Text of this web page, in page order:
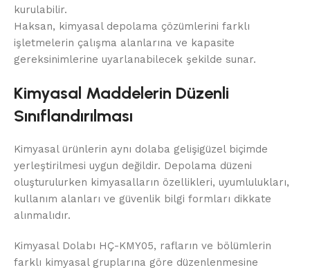
kurulabilir.
Haksan, kimyasal depolama çözümlerini farklı
işletmelerin çalışma alanlarına ve kapasite
gereksinimlerine uyarlanabilecek şekilde sunar.
Kimyasal Maddelerin Düzenli
Sınıflandırılması
Kimyasal ürünlerin aynı dolaba gelişigüzel biçimde
yerleştirilmesi uygun değildir. Depolama düzeni
oluşturulurken kimyasalların özellikleri, uyumlulukları,
kullanım alanları ve güvenlik bilgi formları dikkate
alınmalıdır.
Kimyasal Dolabı HÇ-KMY05, rafların ve bölümlerin
farklı kimyasal gruplarına göre düzenlenmesine